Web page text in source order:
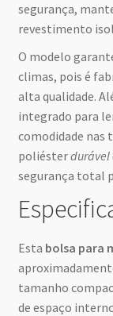
segurança,
revestimento
O modelo
climas, pois é
alta qualidade.
integrado para
comodidade nas
poliésterdurável
segurança total
Esta bolsa para
tamanho
de espaço